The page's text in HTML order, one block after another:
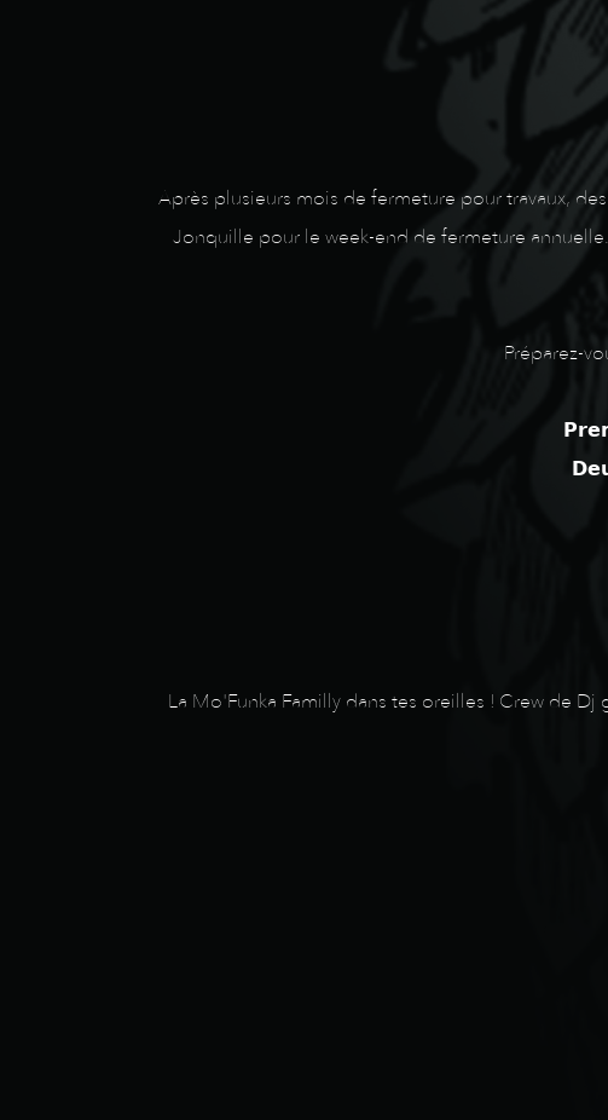
Après plusieurs mois de fermeture pour travaux,
Jonquille pour le week-end de fermeture
Préparez-
La Mo'Funka Familly dans tes oreilles ! Crew de